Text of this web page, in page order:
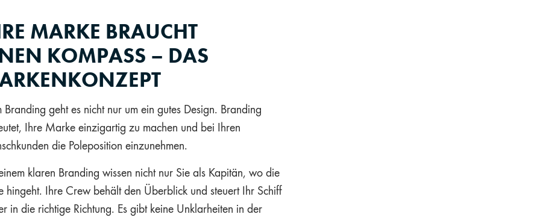
MARKE BRAUCHT
KOMPASS – DAS
Branding geht es nicht nur um ein gutes Design. Branding
Ihre Marke einzigartig zu machen und bei Ihren
die Poleposition einzunehmen.
klaren Branding wissen nicht nur Sie als Kapitän, wo die
hingeht. Ihre Crew behält den Überblick und steuert Ihr Schiff
in die richtige Richtung. Es gibt keine Unklarheiten in der